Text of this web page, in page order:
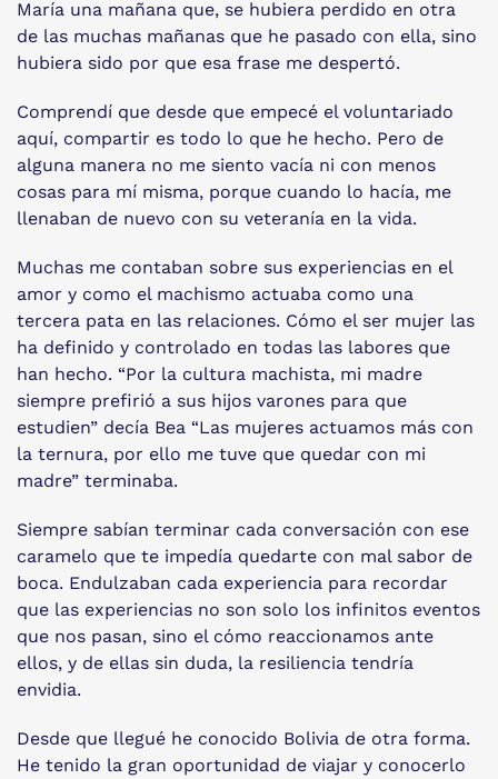
María una mañana que, se hubiera perdido en otra
de las muchas mañanas que he pasado con ella, sino
hubiera sido por que esa frase me despertó.
Comprendí que desde que empecé el voluntariado
aquí, compartir es todo lo que he hecho. Pero de
alguna manera no me siento vacía ni con menos
cosas para mí misma, porque cuando lo hacía, me
llenaban de nuevo con su veteranía en la vida.
Muchas me contaban sobre sus experiencias en el
amor y como el machismo actuaba como una
tercera pata en las relaciones. Cómo el ser mujer las
ha definido y controlado en todas las labores que
han hecho. “Por la cultura machista, mi madre
siempre prefirió a sus hijos varones para que
estudien” decía Bea “Las mujeres actuamos más con
la ternura, por ello me tuve que quedar con mi
madre” terminaba.
Siempre sabían terminar cada conversación con ese
caramelo que te impedía quedarte con mal sabor de
boca. Endulzaban cada experiencia para recordar
que las experiencias no son solo los infinitos eventos
que nos pasan, sino el cómo reaccionamos ante
ellos, y de ellas sin duda, la resiliencia tendría
envidia.
Desde que llegué he conocido Bolivia de otra forma.
He tenido la gran oportunidad de viajar y conocerlo